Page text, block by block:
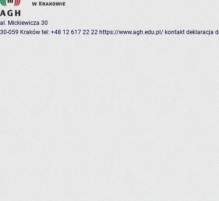
al. Mickiewicza 30
30-059 Kraków tel: +48 12 617 22 22 https://www.agh.edu.pl/ kontakt deklaracja